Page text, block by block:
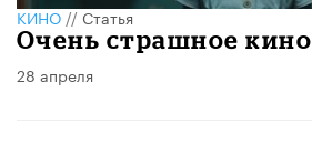
КИНО//Статья
Очень страшное кино
28 апреля